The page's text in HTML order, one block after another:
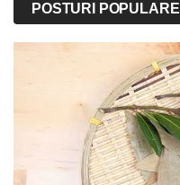
POSTURI POPULARE